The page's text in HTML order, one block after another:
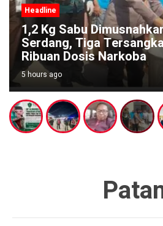
Headline
1,2 Kg Sabu
Serdang, Tiga
Ribuan Dosis Narkoba
5 hours ago